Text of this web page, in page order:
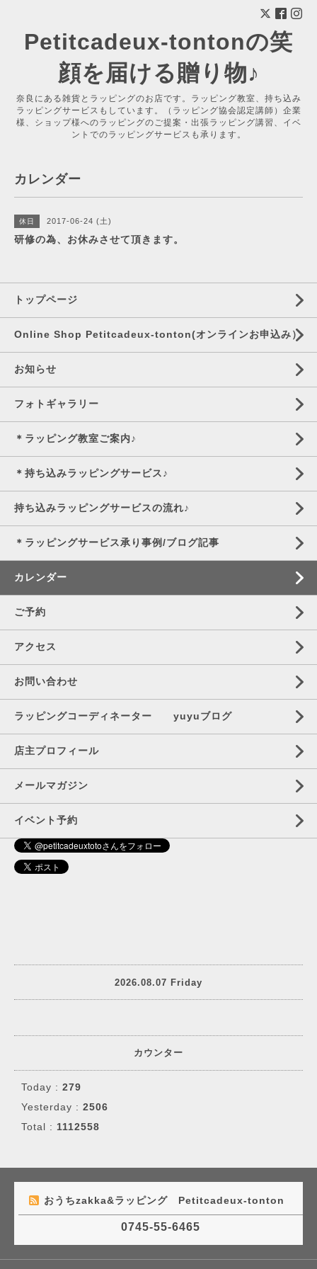
Petitcadeux-tontonの笑
顔を届ける贈り物♪
奈良にある雑貨とラッピングのお店です。ラッピング教室、持ち込み
ラッピングサービスもしています。（ラッピング協会認定講師）企業
様、ショップ様へのラッピングのご提案・出張ラッピング講習、イベ
ントでのラッピングサービスも承ります。
カレンダー
休日 2017-06-24 (土)
研修の為、お休みさせて頂きます。
トップページ
Online Shop Petitcadeux-tonton(オンラインお申込み）
お知らせ
フォトギャラリー
＊ラッピング教室ご案内♪
＊持ち込みラッピングサービス♪
持ち込みラッピングサービスの流れ♪
＊ラッピングサービス承り事例/ブログ記事
カレンダー
ご予約
アクセス
お問い合わせ
ラッピングコーディネーター yuyuブログ
店主プロフィール
メールマガジン
イベント予約
2026.08.07 Friday
カウンター
Today : 279
Yesterday : 2506
Total : 1112558
おうちzakka&ラッピング Petitcadeux-tonton
0745-55-6465